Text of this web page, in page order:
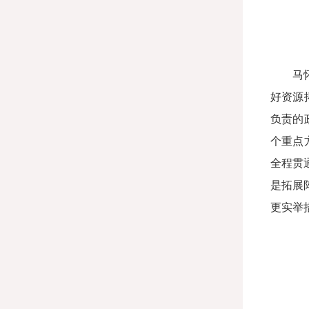
马
好资源
负责的
个重点
全程贯
是拓展
更实举